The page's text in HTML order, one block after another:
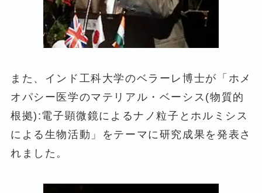
また、インド工科大学のベラーレ博士が「ホメ
オパシー医学のマテリアル・ベーシス(物質的
根拠):電子顕微鏡によるナノ粒子とホルミシス
による生物活動」をテーマに研究成果を発表さ
れました。